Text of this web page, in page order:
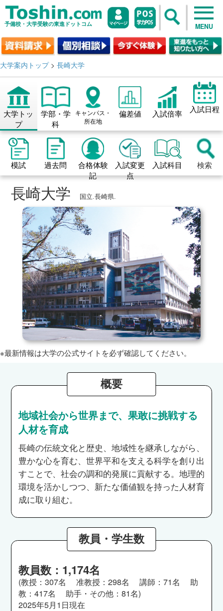
予備校・大学受験の東進ドットコム MENU
大学案内トップ> 長崎大学
大学トッ
プ
学部・学
科
キャンパス・
所在地
偏差値 入試倍率 入試日程
模試 過去問
合格体験
記
入試変更
点
入試科目 検索
長崎大学 国立.長崎県.
※最新情報は大学の公式サイトを必ず確認してください。
概要
地域社会から世界まで、果敢に挑戦する
人材を育成
長崎の伝統文化と歴史、地域性を継承しながら、
豊かな心を育む、世界平和を支える科学を創り出
すことで、社会の調和的発展に貢献する。地理的
環境を活かしつつ、新たな価値観を持った人材育
成に取り組む。
教員・学生数
教員数：1,174名
(教授：307名 准教授：298名 講師：71名 助
教：417名 助手・その他：81名)
2025年5月1日現在